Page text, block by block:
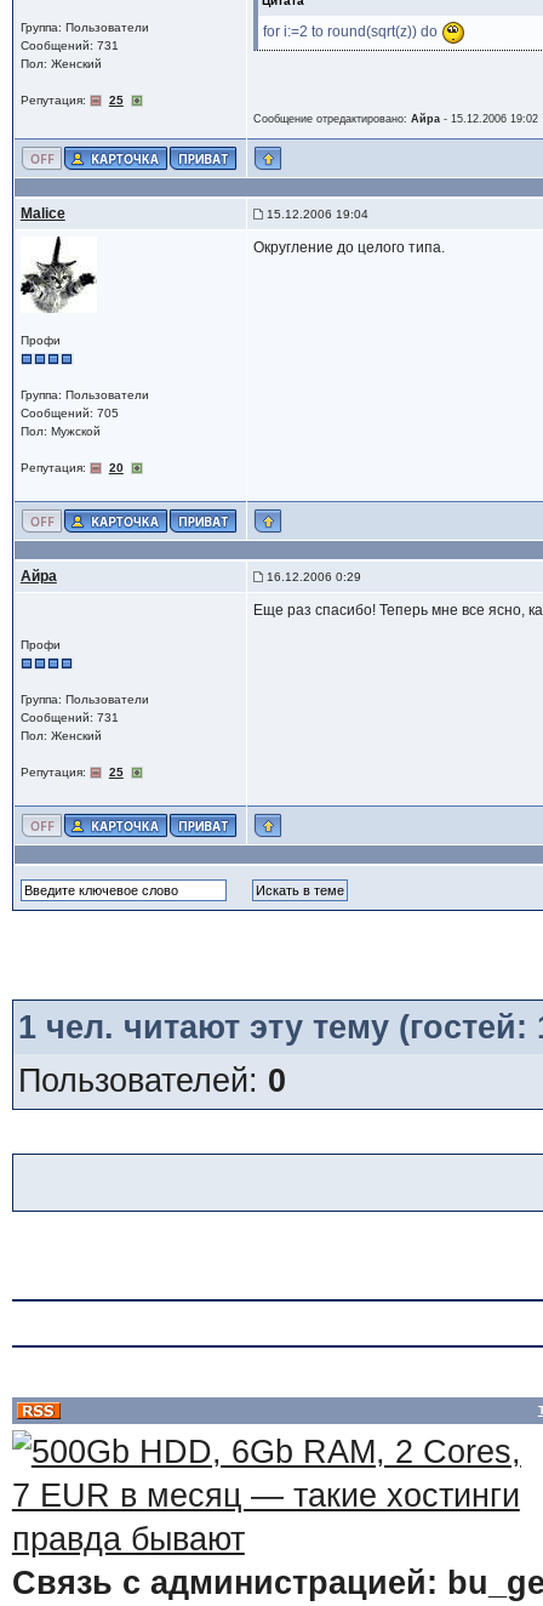
Группа: Пользователи
Сообщений: 731
Пол: Женский
Репутация: 25
for i:=2 to round(sqrt(z)) do
Сообщение отредактировано: Айра- 15.12.2006 19:02
Malice 15.12.2006 19:04
Профи
Группа: Пользователи
Сообщений: 705
Пол: Мужской
Репутация: 20
Округление до целого типа.
Айра 16.12.2006 0:29
Профи
Группа: Пользователи
Сообщений: 731
Пол: Женский
Репутация: 25
Еще раз спасибо! Теперь мне все ясно,
1чел. читают эту тему
Пользователей: 0
Связь с администрацией: